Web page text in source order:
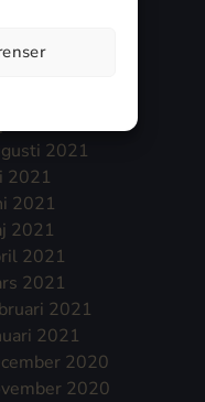
2021
2021
2021
2021
2021
2021
2021
2021
2021
2020
2020